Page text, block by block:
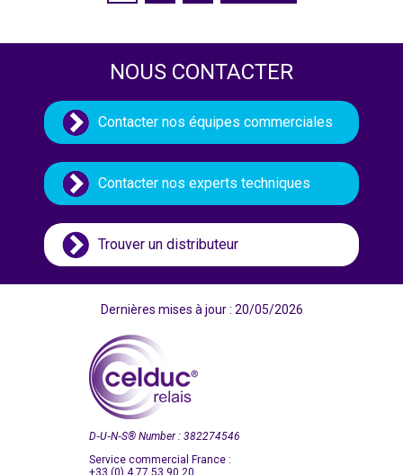
NOUS CONTACTER
Contacter nos équipes commerciales
Contacter nos experts techniques
Trouver un distributeur
Dernières mises à jour : 20/05/2026
D‑U‑N‑S® Number : 382274546
Service commercial France :
+33 (0) 4 77 53 90 20